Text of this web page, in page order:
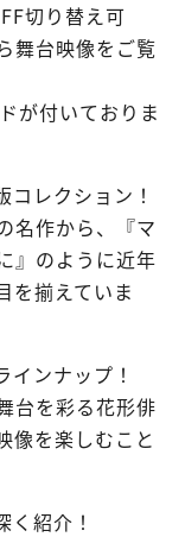
切り替え可
舞台映像をご覧
が付いておりま
レクション！
名作から、『マ
』のように近年
を揃えていま
ンナップ！
台を彩る花形俳
像を楽しむこと
紹介！